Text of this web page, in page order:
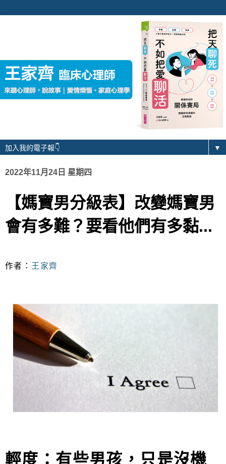
▼
2022年11月24日 星期四
【媽寶男分級表】改變媽寶男
會有多難？要看他們有多黏...
作者： 王家齊
輕度：有些男孩，只是沒機